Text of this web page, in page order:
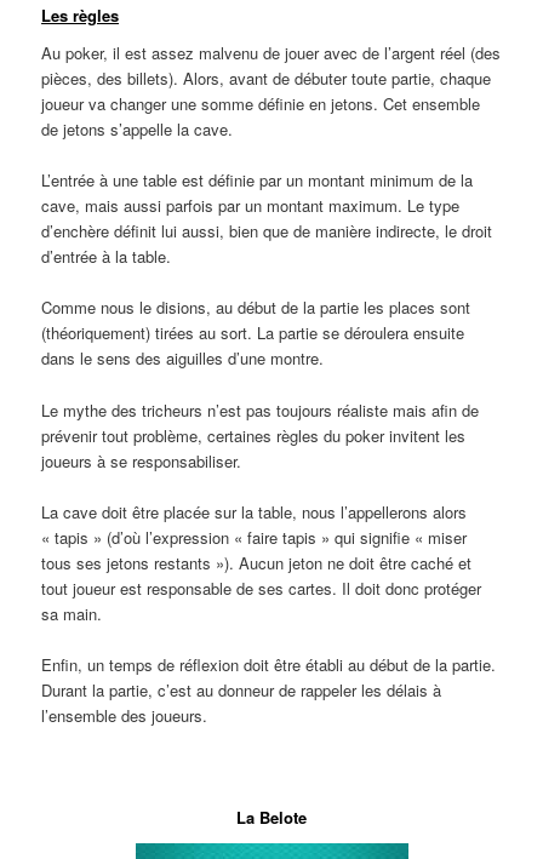
Les règles
Au poker, il est assez malvenu de jouer avec de l’argent réel (des
pièces, des billets). Alors, avant de débuter toute partie, chaque
joueur va changer une somme définie en jetons. Cet ensemble
de jetons s’appelle la cave.
L’entrée à une table est définie par un montant minimum de la
cave, mais aussi parfois par un montant maximum. Le type
d’enchère définit lui aussi, bien que de manière indirecte, le droit
d’entrée à la table.
Comme nous le disions, au début de la partie les places sont
(théoriquement) tirées au sort. La partie se déroulera ensuite
dans le sens des aiguilles d’une montre.
Le mythe des tricheurs n’est pas toujours réaliste mais afin de
prévenir tout problème, certaines règles du poker invitent les
joueurs à se responsabiliser.
La cave doit être placée sur la table, nous l’appellerons alors
« tapis » (d’où l’expression « faire tapis » qui signifie « miser
tous ses jetons restants »). Aucun jeton ne doit être caché et
tout joueur est responsable de ses cartes. Il doit donc protéger
sa main.
Enfin, un temps de réflexion doit être établi au début de la partie.
Durant la partie, c’est au donneur de rappeler les délais à
l’ensemble des joueurs.
La Belote